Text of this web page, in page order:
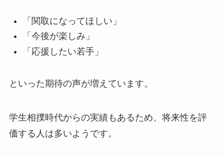
「関取になってほしい」
「今後が楽しみ」
「応援したい若手」
といった期待の声が増えています。
学生相撲時代からの実績もあるため、将来性を評
価する人は多いようです。